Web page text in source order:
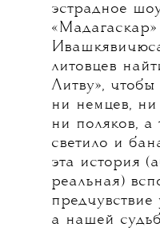
эстрадное
литовцев
Литву»,
ни немцев, ни
ни поляков, а
светило и
эта история
реальная)
а нашей